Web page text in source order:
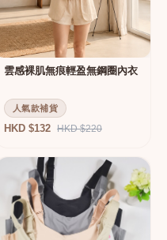
雲感裸肌無痕輕盈無鋼圈內衣
人氣款補貨
HKD $132 HKD $220